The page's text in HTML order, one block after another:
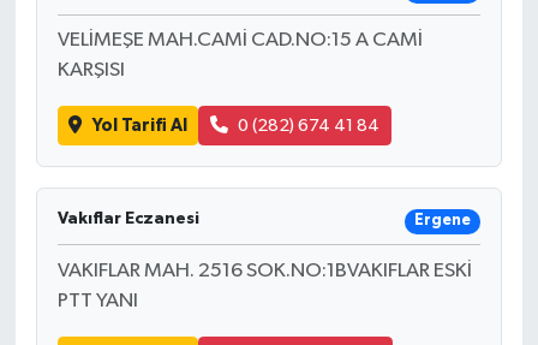
VELİMEŞE MAH.CAMİ CAD.NO:15 A CAMİ
KARŞISI
Yol Tarifi Al 0 (282) 674 41 84
Vakıflar Eczanesi Ergene
VAKIFLAR MAH. 2516 SOK.NO:1BVAKIFLAR ESKİ
PTT YANI
Keşfet
Kültür & Sanat
Magazin